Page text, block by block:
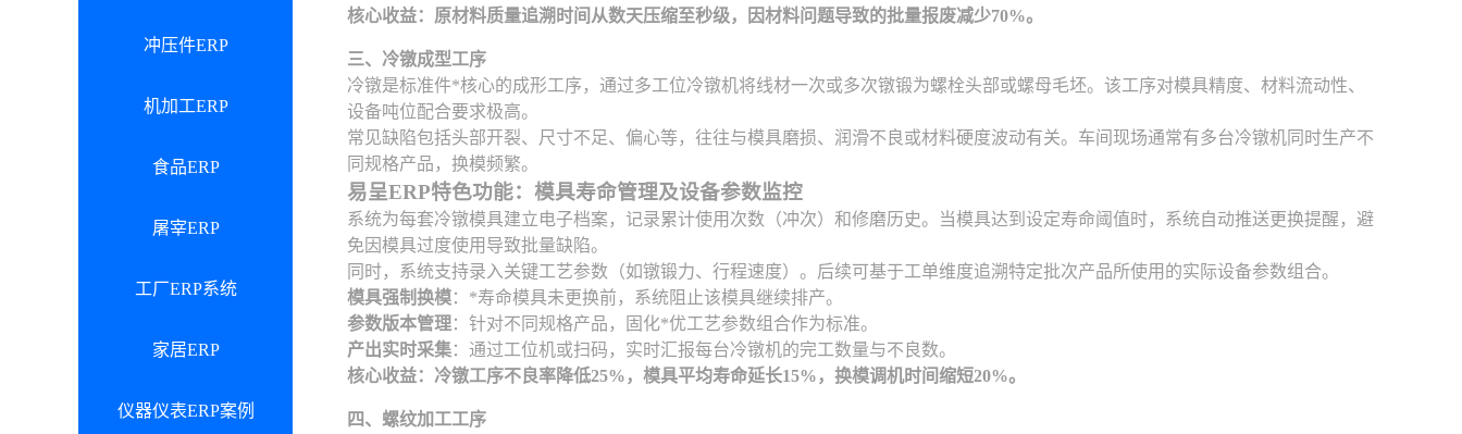
冲压件ERP
机加工ERP
食品ERP
屠宰ERP
工厂ERP系统
家居ERP
仪器仪表ERP案例
核心收益：原材料质量追溯时间从数天压缩至秒级，因材料问题导致的批量报废减少70%。
三、冷镦成型工序
冷镦是标准件*核心的成形工序，通过多工位冷镦机将线材一次或多次镦锻为螺栓头部或螺母毛坯。该工序对模具精度、材料流动性、
设备吨位配合要求极高。
常见缺陷包括头部开裂、尺寸不足、偏心等，往往与模具磨损、润滑不良或材料硬度波动有关。车间现场通常有多台冷镦机同时生产不
同规格产品，换模频繁。
易呈ERP特色功能：模具寿命管理及设备参数监控
系统为每套冷镦模具建立电子档案，记录累计使用次数（冲次）和修磨历史。当模具达到设定寿命阈值时，系统自动推送更换提醒，避
免因模具过度使用导致批量缺陷。
同时，系统支持录入关键工艺参数（如镦锻力、行程速度）。后续可基于工单维度追溯特定批次产品所使用的实际设备参数组合。
模具强制换模：*寿命模具未更换前，系统阻止该模具继续排产。
参数版本管理：针对不同规格产品，固化*优工艺参数组合作为标准。
产出实时采集：通过工位机或扫码，实时汇报每台冷镦机的完工数量与不良数。
核心收益：冷镦工序不良率降低25%，模具平均寿命延长15%，换模调机时间缩短20%。
四、螺纹加工工序